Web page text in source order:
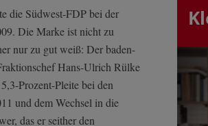
die Südwest-FDP bei der
Die Marke ist nicht zu
nur zu gut weiß: Der baden-
Hans-Ulrich Rülke
Prozent-Pleite bei den
und dem Wechsel in die
das er seither den